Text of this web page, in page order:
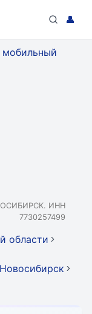
👤
ИНН
7730257499
области